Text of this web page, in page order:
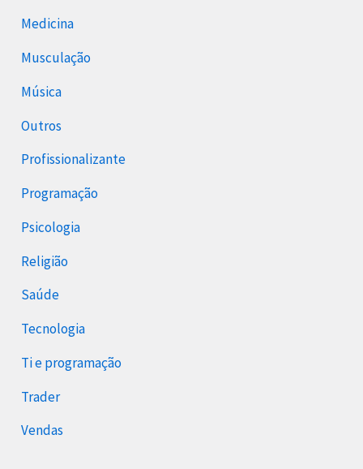
Medicina
Musculação
Música
Outros
Profissionalizante
Programação
Psicologia
Religião
Saúde
Tecnologia
Ti e programação
Trader
Vendas